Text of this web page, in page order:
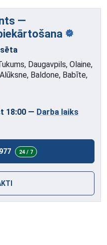
—
Daugavpils, Olaine,
Baldone, Babīte,
18:00 — Darba laiks
24 / 7